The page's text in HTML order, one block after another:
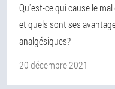
Qu'est-ce qui cause le
et quels sont ses
analgésiques?
20 décembre 2021